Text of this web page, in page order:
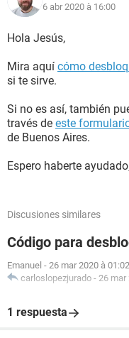
6 abr 2020 à 16:00
Hola Jesús,
Mira aquí cómo
si te sirve.
Si no es así, también
través de este
de Buenos Aires.
Espero haberte
Discusiones similares
Código para
Emanuel - 26 mar 2020 à 01:02
carloslopezjurado - 26 mar
1 respuesta